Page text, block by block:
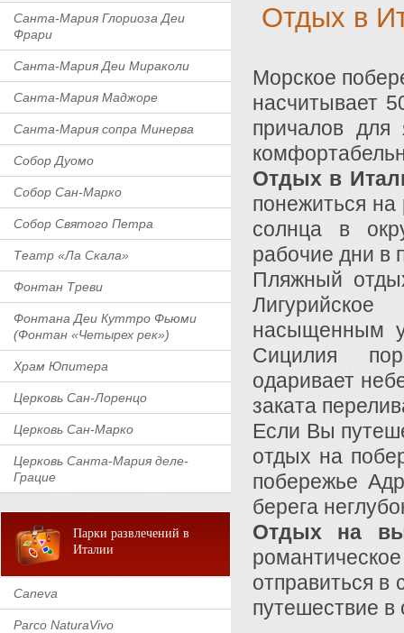
Санта-Мария Глориоза Деи
Фрари
Санта-Мария Деи Мираколи
Санта-Мария Маджоре
Санта-Мария сопра Минерва
Собор Дуомо
Собор Сан-Марко
Собор Святого Петра
Театр «Ла Скала»
Фонтан Треви
Фонтана Деи Куттро Фьюми
(Фонтан «Четырех рек»)
Храм Юпитера
Церковь Сан-Лоренцо
Церковь Сан-Марко
Церковь Санта-Мария деле-
Грацие
Парки развлечений в
Италии
Caneva
Parco NaturaVivo
Отдых в
Морское
насчитывает
причалов для
Отдых в
понежиться на
солнца в
рабочие дни в
Пляжный
насыщенным
Сицилия
одаривает
заката
Если Вы
отдых на
побережье
берега
Отдых на
отправиться
путешествие в